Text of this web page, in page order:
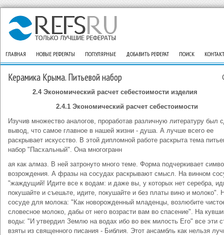
ГЛАВНАЯ НОВЫЕ РЕФЕРАТЫ ПОПУЛЯРНЫЕ ДОБАВИТЬ РЕФЕРАТ ПОИСК
Керамика Крыма. Питьевой набор
2.4 Экономический расчет себестоимости изделия
2.4.1 Экономический расчет себестоимости
Изучив множество аналогов, проработав различную литературу был
вывод, что самое главное в нашей жизни - душа. А лучше всего ее
раскрывает искусство. В этой дипломной работе раскрыта тема
набор "Пасхальный". Она многогранн
ая как алмаз. В ней затронуто много теме. Форма подчеркивает
возрождения. А фразы на сосудах раскрывают смысл. На винном
"жаждущий! Идите все к водам: и даже вы, у которых нет серебра,
покушайте и съешьте, идите, покушайте и без платы вино и молоко".
сосуде для молока: "Как новорожденный младенцы, возлюбите
словесное молоко, дабы от него возрасти вам во спасение". На
воды: "И утвердил Землю на водах ибо во век милость Его" все эти
взяты из священного писания - Библия. Этот ансамбль как нельзя